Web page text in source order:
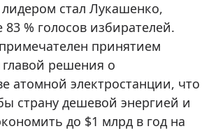
стал Лукашенко,
83 % голосов избирателей.
принятием
решения о
атомной электростанции, что
страну дешевой энергией и
до $1 млрд в год на